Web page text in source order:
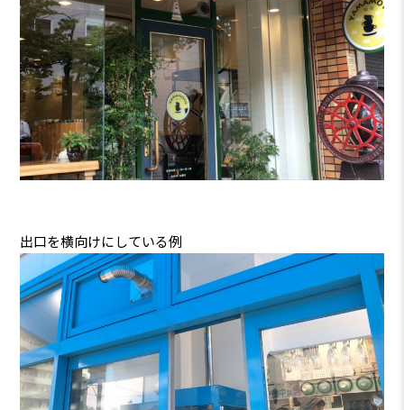
出口を横向けにしている例